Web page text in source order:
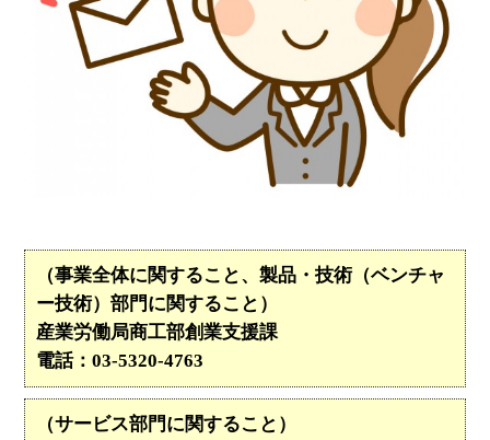
（事業全体に関すること、製品・技術（ベンチャ
ー技術）部門に関すること）
産業労働局商工部創業支援課
電話：03‐5320‐4763
（サービス部門に関すること）